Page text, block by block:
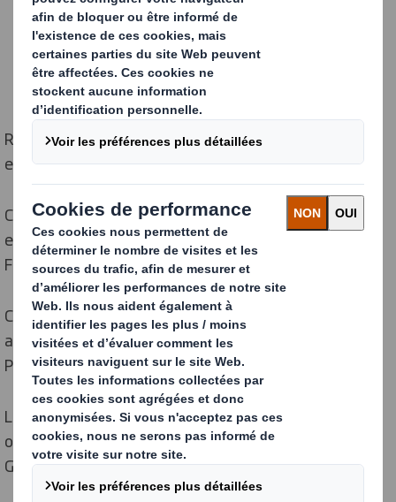
Rémy Botalla-Gambetta - Group R&D Project Leader
est à l'origine de cette initiative.
Cet événement s’inscrit dans le cadre du partenariat
entre Grenoble INP-Pagora et DS Smith Packaging
France, qui a débuté en 2019.
Comme en 2023, le Hack’Carton 2024 a été à nouveau
associé à une journée au sein de notre site DS Smith
Packaging France Sud-Est.
Le 16 mai, la cartonnerie de Saint-Jean-de-Bournay a
ouvert ses portes à 26 élèves et accompagnants de
Grenoble INP Pagora ; au programme :